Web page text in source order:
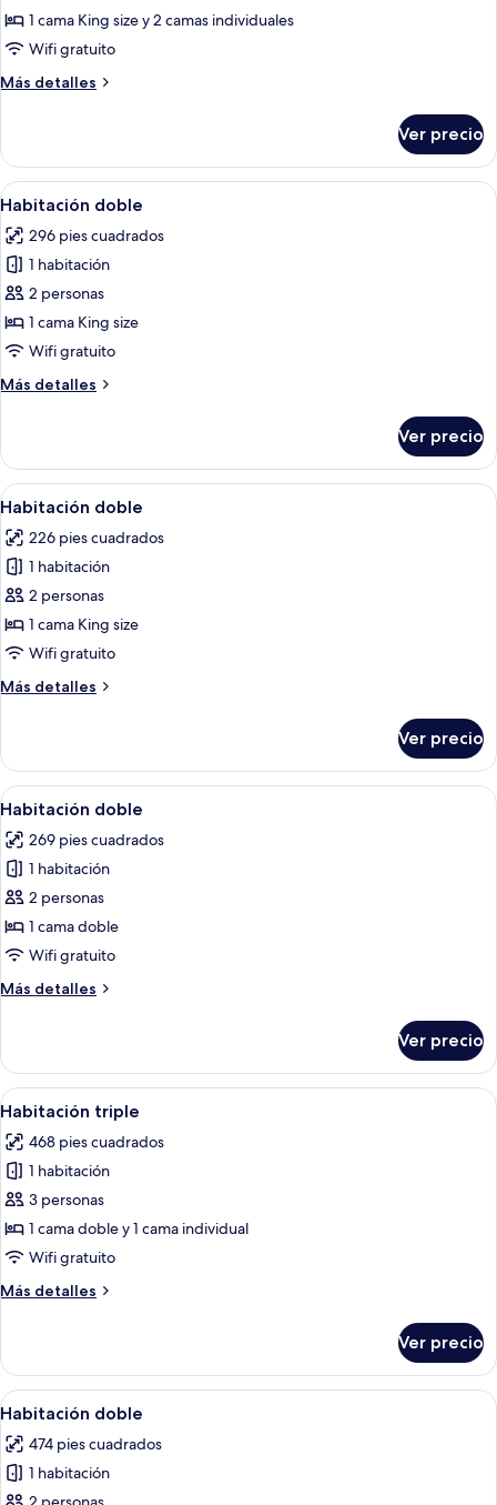
Suite1 cama King size y 2 camas individuales
Wifi gratuito
Más detalles
Más
Ver precio
Abrir
todas
las
fotos
de
Habitación
doble
Habitación de hotel con una cama
4
Habitación doble
296 pies cuadrados
1 habitación
2 personas
1 cama King size
Wifi gratuito
Más detalles
Más
doble
Ver precio
Abrir
todas
las
fotos
de
Habitación
doble
Una habitación de hotel con una
3
Habitación doble
226 pies cuadrados
1 habitación
2 personas
1 cama King size
Wifi gratuito
Más detalles
Más
doble
Ver precio
Abrir
todas
las
fotos
de
Habitación
doble
Habitación con paneles de madera,
6
Habitación doble
269 pies cuadrados
1 habitación
2 personas
1 cama doble
Wifi gratuito
Más detalles
Más
doble
Ver precio
Abrir
todas
las
fotos
de
Habitación
triple
Habitación de hotel moderna con
8
Habitación triple
468 pies cuadrados
1 habitación
3 personas
1 cama doble y 1 cama individual
Wifi gratuito
Más detalles
Más
triple
Ver precio
Abrir
todas
las
fotos
Minibar, tabla de planchar con
10
Habitación doble
474 pies cuadrados
1 habitación